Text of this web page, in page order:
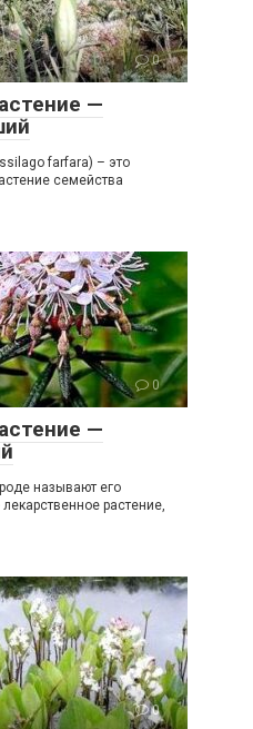
0
—
farfara) – это
семейства
0
—
называют его
растение,
0